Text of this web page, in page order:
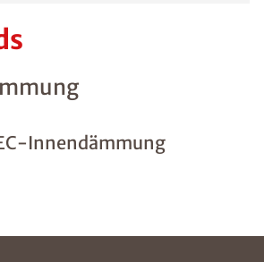
Innendämmung